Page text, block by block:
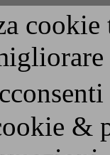
&